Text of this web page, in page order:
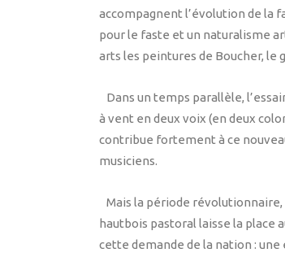
accompagnent l’évolution de la
pour le faste et un naturalisme
arts les peintures de Boucher, le
Dans un temps parallèle,
à vent en deux voix (en deux
contribue fortement à ce
musiciens.
Mais la période
hautbois pastoral laisse la place
cette demande de la nation :